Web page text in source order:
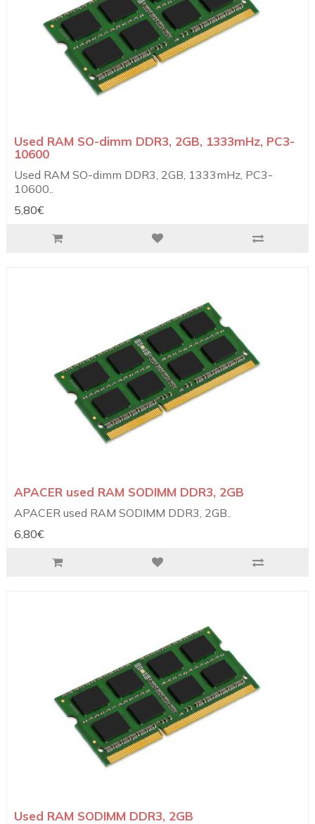
Used RAM SO-dimm DDR3, 2GB, 1333mHz, PC3-
10600
Used RAM SO-dimm DDR3, 2GB, 1333mHz, PC3-
10600..
5,80€
APACER used RAM SODIMM DDR3, 2GB
APACER used RAM SODIMM DDR3, 2GB..
6,80€
Used RAM SODIMM DDR3, 2GB